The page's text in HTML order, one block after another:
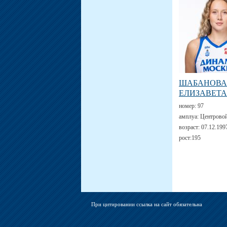
ШАБАНОВА
ЕЛИЗАВЕТА
номер: 97
амплуа:
возраст:
рост:195
При цитировании ссылка на сайт обязательна